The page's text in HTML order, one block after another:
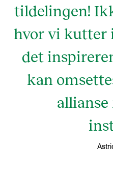
tildelingen!
hvor vi kutter
det
kan
allianse